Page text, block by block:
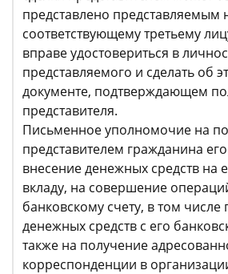
представлено представляемым
соответствующему третьему
вправе удостовериться в
представляемого и сделать об
документе, подтверждающем
представителя.
Письменное уполномочие на
представителем гражданина
внесение денежных средств на
вкладу, на совершение
банковскому счету, в том числе
денежных средств с его
также на получение
корреспонденции в